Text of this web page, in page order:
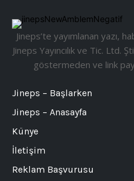
Jineps’te yayımlanan yazı,
Jineps Yayıncılık ve Tic. Ltd.
göstermeden ve link
Jineps – Başlarken
Jineps – Anasayfa
Künye
İletişim
Reklam Başvurusu